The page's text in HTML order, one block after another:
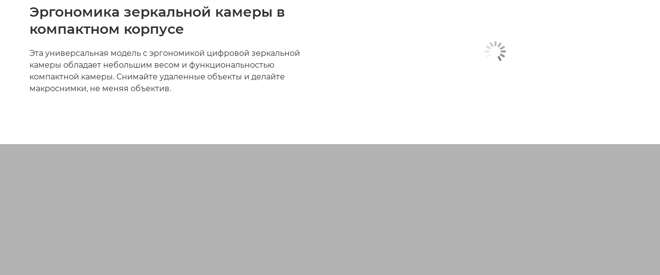
Эргономика зеркальной камеры в
компактном корпусе
Эта универсальная модель с эргономикой цифровой зеркальной
камеры обладает небольшим весом и функциональностью
компактной камеры. Снимайте удаленные объекты и делайте
макроснимки, не меняя объектив.